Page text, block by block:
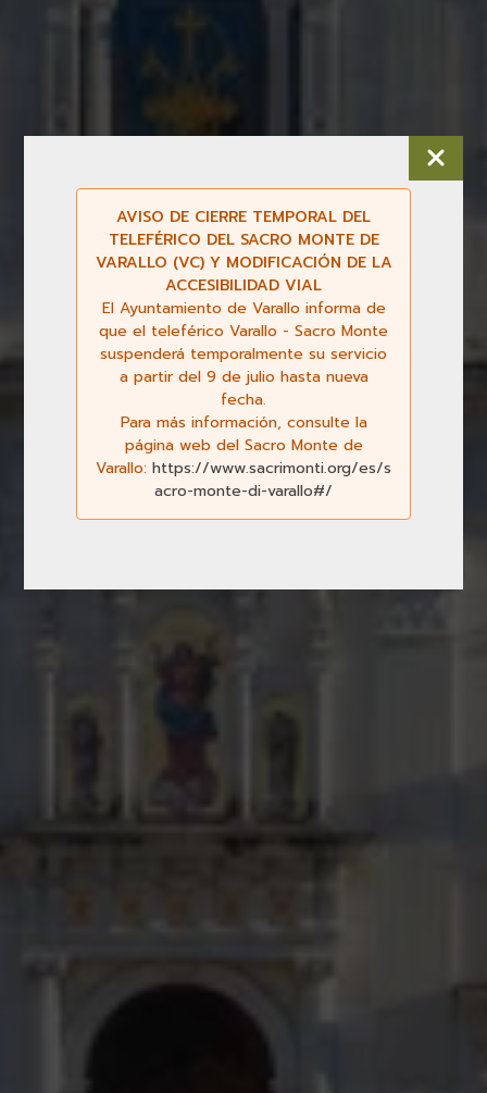
AVISO DE CIERRE TEMPORAL DEL
TELEFÉRICO DEL SACRO MONTE DE
VARALLO (VC) Y MODIFICACIÓN DE LA
ACCESIBILIDAD VIAL
El Ayuntamiento de Varallo informa de
que el teleférico Varallo - Sacro Monte
suspenderá temporalmente su servicio
a partir del 9 de julio hasta nueva
fecha.
Para más información, consulte la
página web del Sacro Monte de
Varallo: https://www.sacrimonti.org/es/s
acro-monte-di-varallo#/